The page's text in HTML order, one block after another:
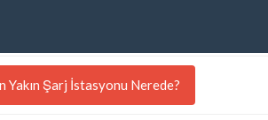
Yakın Şarj İstasyonu Nerede?